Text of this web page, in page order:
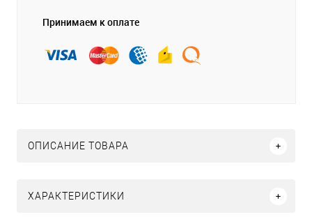
Принимаем к оплате
ОПИСАНИЕ ТОВАРА
ХАРАКТЕРИСТИКИ